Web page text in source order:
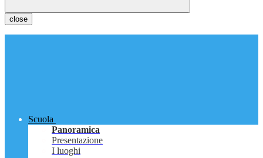
close
Scuola
Panoramica
Presentazione
I luoghi